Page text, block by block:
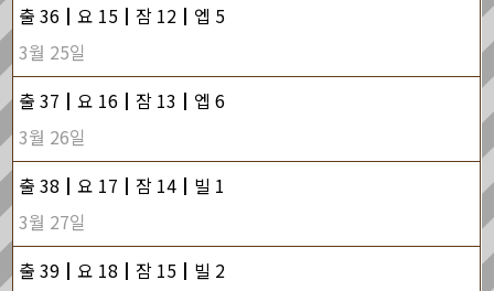
출 36┃요 15┃잠 12┃엡 5
3월 25일
출 37┃요 16┃잠 13┃엡 6
3월 26일
출 38┃요 17┃잠 14┃빌 1
3월 27일
출 39┃요 18┃잠 15┃빌 2